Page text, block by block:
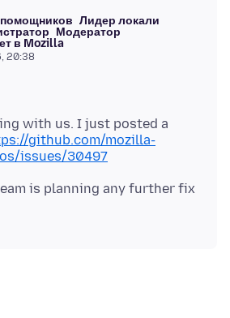
Лидер локали
Модератор
в Mozilla
20:38
with us. I just posted a
github.com/mozilla-
issues/30497
is planning any further fix